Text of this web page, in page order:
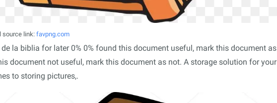
source link:favpng.com
la biblia for later 0% 0% found this document useful, mark this document as
document not useful, mark this document as not. A storage solution for your
to storing pictures,.